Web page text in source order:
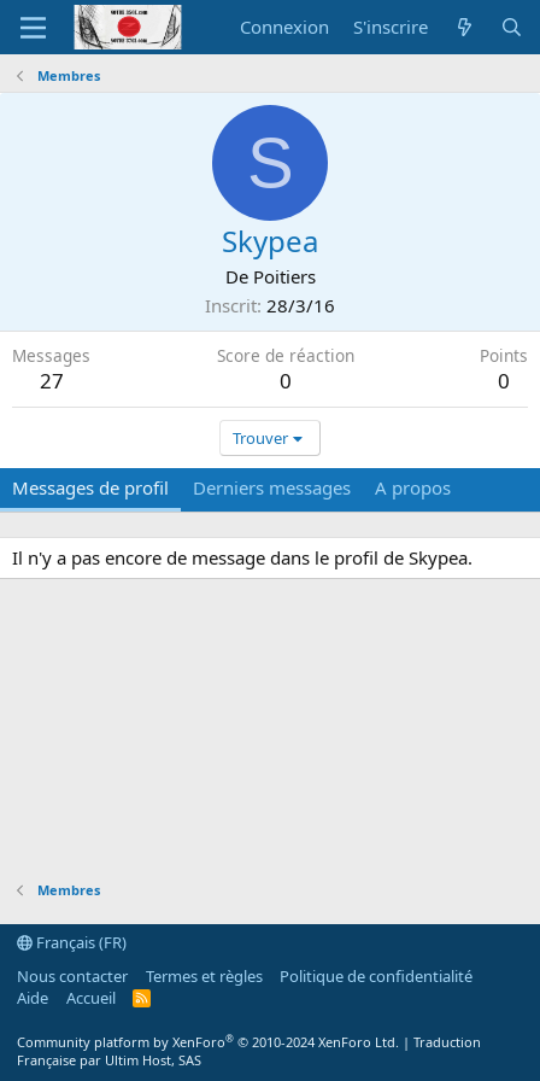
Connexion S'inscrire
Membres
S
Skypea
De Poitiers
Inscrit 28/3/16
Messages
27
Score de réaction
0
Points
0
Trouver
Messages de profil Derniers messages A propos
Il n'y a pas encore de message dans le profil de Skypea.
Membres
Français (FR)
Nous contacter
Termes et règles
Politique de confidentialité
Aide
Accueil
R
Community platform by XenForo® © 2010-2024 XenForo Ltd. | Traduction
Française par Ultim Host, SAS